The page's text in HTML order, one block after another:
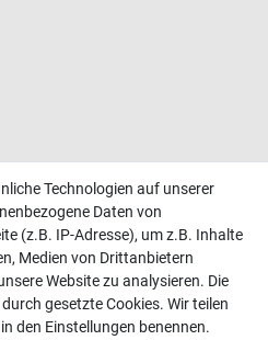
und Beratung unter:
Technologien auf unserer
Daten von
(z.B. IP-Adresse), um z.B. Inhalte
Medien von Drittanbietern
Website zu analysieren. Die
gesetzte Cookies. Wir teilen
den Einstellungen benennen.